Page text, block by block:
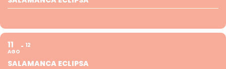
11
AGO
12
SALAMANCA ECLIPSA